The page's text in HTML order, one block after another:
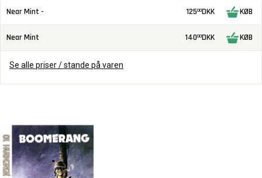
Near Mint - 12500DKK KØB
Near Mint 14000DKK KØB
Se alle priser / stande på varen